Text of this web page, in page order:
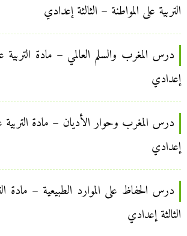
التربية على المواطنة – الثالثة إعدادي
درس المغرب والسلم العالمي – مادة التربية
إعدادي
درس المغرب وحوار الأديان – مادة التربية
إعدادي
درس الحفاظ على الموارد الطبيعية – مادة
الثالثة إعدادي